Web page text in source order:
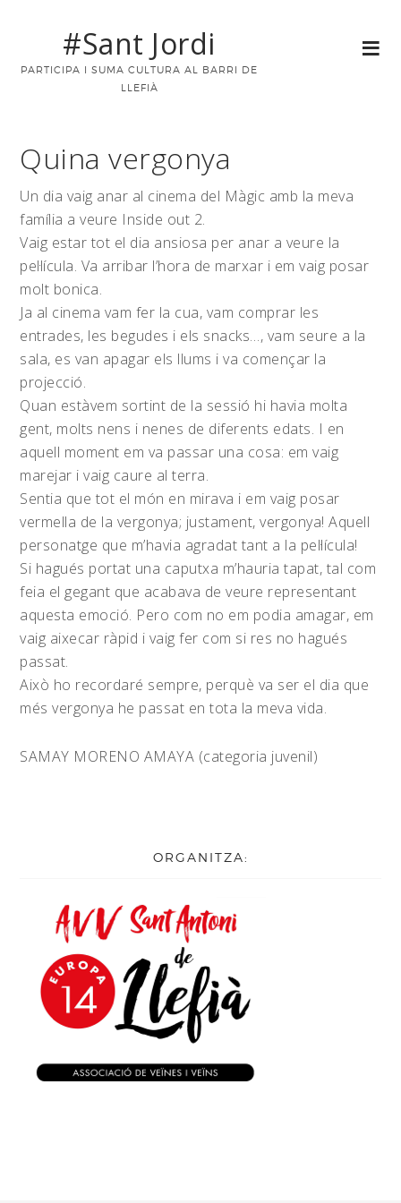
#Sant Jordi
PARTICIPA I SUMA CULTURA AL BARRI DE
LLEFIÀ
Quina vergonya
Un dia vaig anar al cinema del Màgic amb la meva
família a veure Inside out 2.
Vaig estar tot el dia ansiosa per anar a veure la
pel·lícula. Va arribar l’hora de marxar i em vaig posar
molt bonica.
Ja al cinema vam fer la cua, vam comprar les
entrades, les begudes i els snacks…, vam seure a la
sala, es van apagar els llums i va començar la
projecció.
Quan estàvem sortint de la sessió hi havia molta
gent, molts nens i nenes de diferents edats. I en
aquell moment em va passar una cosa: em vaig
marejar i vaig caure al terra.
Sentia que tot el món en mirava i em vaig posar
vermella de la vergonya; justament, vergonya! Aquell
personatge que m’havia agradat tant a la pel·lícula!
Si hagués portat una caputxa m’hauria tapat, tal com
feia el gegant que acabava de veure representant
aquesta emoció. Pero com no em podia amagar, em
vaig aixecar ràpid i vaig fer com si res no hagués
passat.
Això ho recordaré sempre, perquè va ser el dia que
més vergonya he passat en tota la meva vida.
SAMAY MORENO AMAYA (categoria juvenil)
ORGANITZA: